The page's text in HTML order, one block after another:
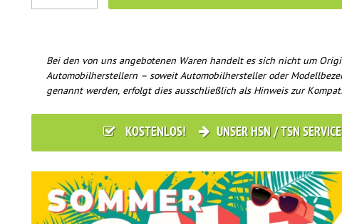
Bei den von uns angebotenen Waren handelt es sich nicht um
Automobilherstellern – soweit Automobilhersteller oder
genannt werden, erfolgt dies ausschließlich als Hinweis zur
KOSTENLOS! UNSER HSN / TSN SERVICE